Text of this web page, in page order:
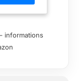
corsés
: 516
-
: 9,1 cm.
informations